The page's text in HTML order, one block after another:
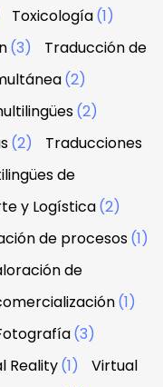
Toxicología(1)
(3)
Traducción de
(2)
(2)
(2)
Traducciones
de
y Logística(2)
de procesos(1)
de
(1)
(3)
Reality(1)
Virtual